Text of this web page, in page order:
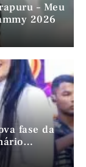
– Meu
2026
fase da